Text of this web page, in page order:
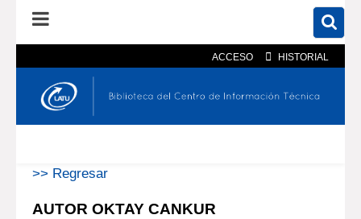
ACCESO HISTORIAL
En el catálogo En el sitio
>> Regresar
AUTOR OKTAY CANKUR